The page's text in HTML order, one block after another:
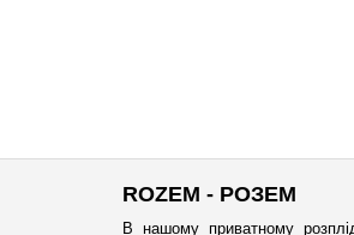
ROZEM - РОЗЕМ
В нашому приватному